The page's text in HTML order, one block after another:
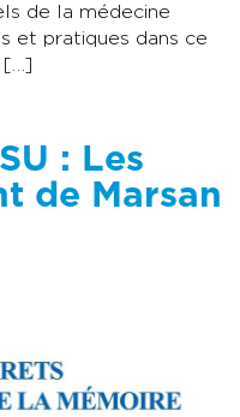
de la médecine
et pratiques dans ce
[…]
: Les
de Marsan